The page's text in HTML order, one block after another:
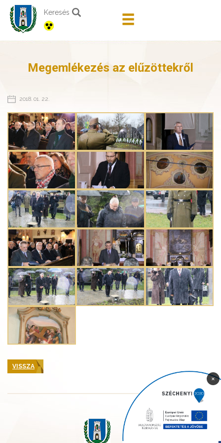
Keresés
Megemlékezés az elűzöttekről
2018. 01. 22.
VISSZA
×